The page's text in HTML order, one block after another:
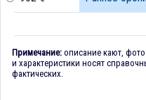
Примечание: описание кают,
и характеристики носят
фактических.